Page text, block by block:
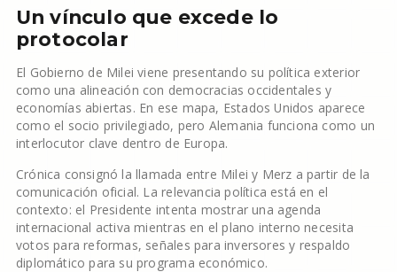
Un vínculo que excede lo
protocolar
El Gobierno de Milei viene presentando su política exterior
como una alineación con democracias occidentales y
economías abiertas. En ese mapa, Estados Unidos aparece
como el socio privilegiado, pero Alemania funciona como un
interlocutor clave dentro de Europa.
Crónica consignó la llamada entre Milei y Merz a partir de la
comunicación oficial. La relevancia política está en el
contexto: el Presidente intenta mostrar una agenda
internacional activa mientras en el plano interno necesita
votos para reformas, señales para inversores y respaldo
diplomático para su programa económico.